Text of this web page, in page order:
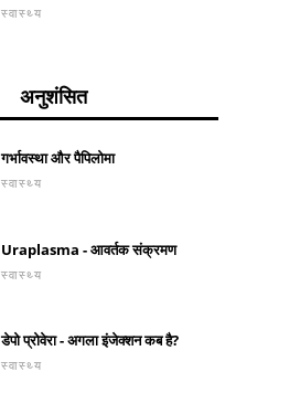
स्वास्थ्य
अनुशंसित
गर्भावस्था और पैपिलोमा
स्वास्थ्य
Uraplasma - आवर्तक संक्रमण
स्वास्थ्य
डेपो प्रोवेरा - अगला इंजेक्शन कब है?
स्वास्थ्य